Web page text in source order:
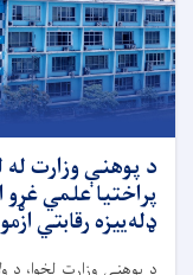
د پوهنې وزارت
ډله‌ییزه رقابتي